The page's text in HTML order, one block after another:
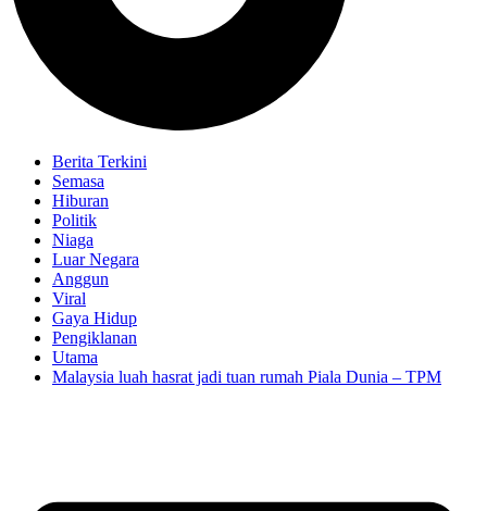
Berita Terkini
Semasa
Hiburan
Politik
Niaga
Luar Negara
Anggun
Viral
Gaya Hidup
Pengiklanan
Utama
Malaysia luah hasrat jadi tuan rumah Piala Dunia – TPM